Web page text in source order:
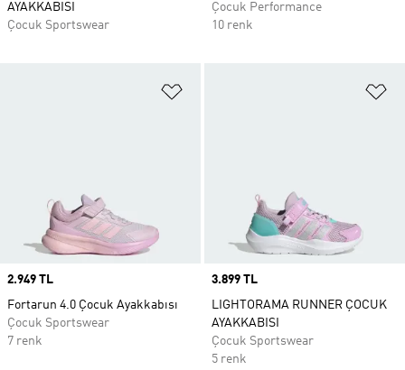
AYAKKABISI
Çocuk Sportswear
Çocuk Performance
10 renk
Price
2.949 TL
Fortarun 4.0 Çocuk Ayakkabısı
Çocuk Sportswear
7 renk
Price
3.899 TL
LIGHTORAMA RUNNER ÇOCUK
AYAKKABISI
Çocuk Sportswear
5 renk